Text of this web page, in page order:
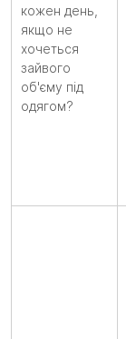
кожен день,
якщо не
хочеться
зайвого
об'єму під
одягом?